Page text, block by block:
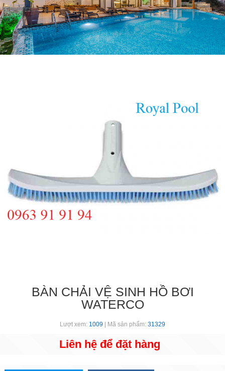
BÀN CHẢI VỆ SINH HỒ BƠI
WATERCO
Lượt xem: 1009 | Mã sản phẩm: 31329
Liên hệ để đặt hàng